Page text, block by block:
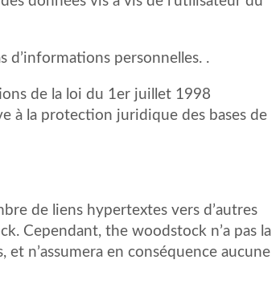
d’informations personnelles. .
de la loi du 1er juillet 1998
à la protection juridique des bases de
de liens hypertextes vers d’autres
Cependant, the woodstock n’a pas la
n’assumera en conséquence aucune